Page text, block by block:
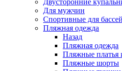
Двусторонние
Для мужчин
Спортивные для
Пляжная одежда
Назад
Пляжная одежда
Пляжные платья
Пляжные шорты